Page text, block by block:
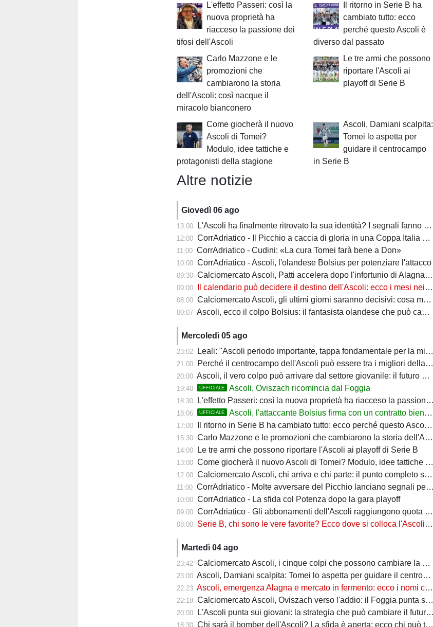
L'effetto Passeri: così la
nuova proprietà ha
riacceso la passione dei
tifosi dell'Ascoli
Il ritorno in Serie B ha
cambiato tutto: ecco
perché questo Ascoli è
diverso dal passato
Carlo Mazzone e le
promozioni che
cambiarono la storia
dell'Ascoli: così nacque il
miracolo bianconero
Le tre armi che possono
riportare l'Ascoli ai
playoff di Serie B
Come giocherà il nuovo
Ascoli di Tomei?
Modulo, idee tattiche e
protagonisti della stagione
Ascoli, Damiani scalpita:
Tomei lo aspetta per
guidare il centrocampo
in Serie B
Altre notizie
Giovedì 06 ago
13:00 L'Ascoli ha finalmente ritrovato la sua identità? I segnali fanno ben sperare i tifosi
12:00 CorrAdriatico - Il Picchio a caccia di gloria in una Coppa Italia ostica
11:00 CorrAdriatico - Cudini: «La cura Tomei farà bene a Don»
10:00 CorrAdriatico - Ascoli, l'olandese Bolsius per potenziare l'attacco
09:30 Calciomercato Ascoli, Patti accelera dopo l'infortunio di Alagna: due difensori del Pescara nel mirino del Picchio
09:00 Il calendario può decidere il destino dell'Ascoli: ecco i mesi nei quali il Picchio si giocherà la stagione
08:00 Calciomercato Ascoli, gli ultimi giorni saranno decisivi: cosa manca davvero alla squadra di Tomei?
00:07 Ascoli, ecco il colpo Bolsius: il fantasista olandese che può cambiare la trequarti bianconera
Mercoledì 05 ago
23:02 Leali: "Ascoli periodo importante, tappa fondamentale per la mia carriera"
21:00 Perché il centrocampo dell'Ascoli può essere tra i migliori della Serie B
20:00 Ascoli, il vero colpo può arrivare dal settore giovanile: il futuro del Picchio passa da casa
19:40 UFFICIALE Ascoli, Oviszach ricomincia dal Foggia
18:30 L'effetto Passeri: così la nuova proprietà ha riacceso la passione dei tifosi dell'Ascoli
18:06 UFFICIALE Ascoli, l'attaccante Bolsius firma con un contratto biennale
17:00 Il ritorno in Serie B ha cambiato tutto: ecco perché questo Ascoli è diverso dal passato
15:30 Carlo Mazzone e le promozioni che cambiarono la storia dell'Ascoli: così nacque il miracolo bianconero
14:00 Le tre armi che possono riportare l'Ascoli ai playoff di Serie B
13:00 Come giocherà il nuovo Ascoli di Tomei? Modulo, idee tattiche e protagonisti della stagione
12:00 Calciomercato Ascoli, chi arriva e chi parte: il punto completo sul mercato bianconero
11:00 CorrAdriatico - Molte avversare del Picchio lanciano segnali pericolosi
10:00 CorrAdriatico - La sfida col Potenza dopo la gara playoff
09:00 CorrAdriatico - Gli abbonamenti dell'Ascoli raggiungono quota novemila
08:00 Serie B, chi sono le vere favorite? Ecco dove si colloca l'Ascoli nella corsa al campionato
Martedì 04 ago
23:42 Calciomercato Ascoli, i cinque colpi che possono cambiare la stagione del Picchio
23:00 Ascoli, Damiani scalpita: Tomei lo aspetta per guidare il centrocampo in Serie B
22:23 Ascoli, emergenza Alagna e mercato in fermento: ecco i nomi che possono arrivare per la fascia destra
22:18 Calciomercato Ascoli, Oviszach verso l'addio: il Foggia punta sull'esterno bianconero
20:00 L'Ascoli punta sui giovani: la strategia che può cambiare il futuro del Picchio
18:30 Chi sarà il bomber dell'Ascoli? La sfida è aperta: ecco chi può trascinare il Picchio in Serie B